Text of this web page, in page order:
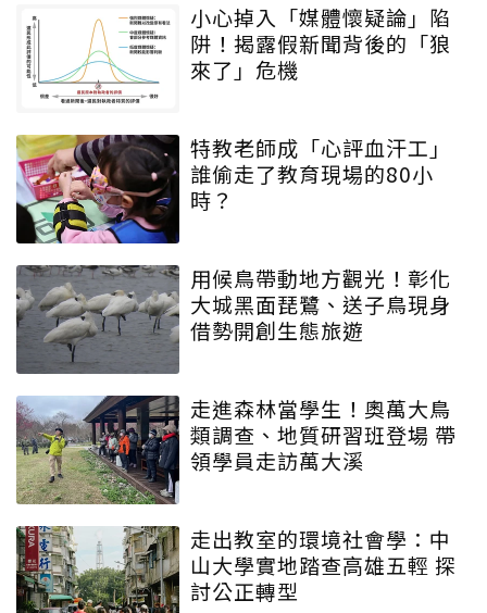
小心掉入「媒體懷疑論」陷
阱！揭露假新聞背後的「狼
來了」危機
特教老師成「心評血汗工」
誰偷走了教育現場的80小
時？
用候鳥帶動地方觀光！彰化
大城黑面琵鷺、送子鳥現身
借勢開創生態旅遊
走進森林當學生！奧萬大鳥
類調查、地質研習班登場 帶
領學員走訪萬大溪
走出教室的環境社會學：中
山大學實地踏查高雄五輕 探
討公正轉型